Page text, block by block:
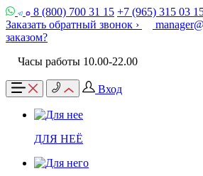
8 (800) 700 31 15 +7 (965) 315 03
Заказать обратный звонок ›
заказом?
Часы работы 10.00-22.00
Вход
ДЛЯ НЕЁ